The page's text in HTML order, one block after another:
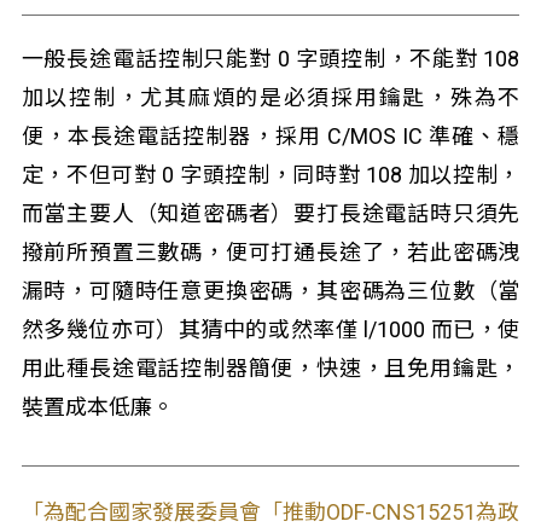
一般長途電話控制只能對 0 字頭控制，不能對 108
加以控制，尤其麻煩的是必須採用鑰匙，殊為不
便，本長途電話控制器，採用 C/MOS IC 準確、穩
定，不但可對 0 字頭控制，同時對 108 加以控制，
而當主要人（知道密碼者）要打長途電話時只須先
撥前所預置三數碼，便可打通長途了，若此密碼洩
漏時，可隨時任意更換密碼，其密碼為三位數（當
然多幾位亦可）其猜中的或然率僅 l/1000 而已，使
用此種長途電話控制器簡便，快速，且免用鑰匙，
裝置成本低廉。
「為配合國家發展委員會「推動ODF-CNS15251為政